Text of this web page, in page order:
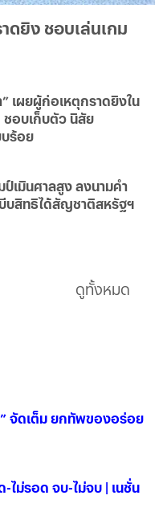
ดยิง ชอบเล่นเกม
” เผยผู้ก่อเหตุกราดยิงใน
ชอบเก็บตัว นิสัย
บร้อย
ป์เมินศาลสูง ลงนามคำ
บสิทธิได้สัญชาติสหรัฐฯ
ดูทั้งหมด
ไม่รอด จบ-ไม่จบ | เนชั่น